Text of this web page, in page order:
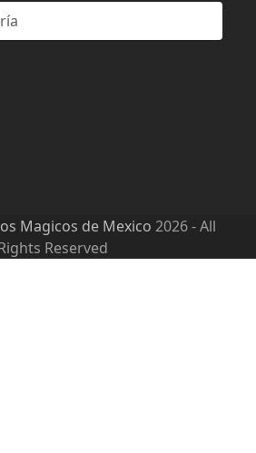
Magicos de Mexico 2026 - All
Reserved